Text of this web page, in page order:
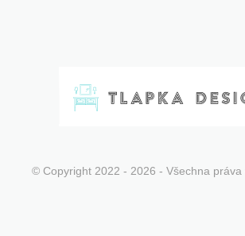
© Copyright 2022 - 2026 - Všechna práva